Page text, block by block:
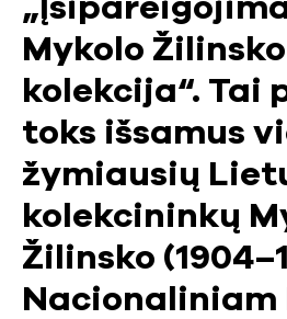
Mykolo
kolekcija“. Tai
toks išsamus
žymiausių
kolekcininkų
Žilinsko
Nacionaliniam